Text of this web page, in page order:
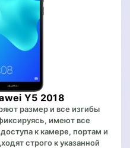
Y5 2018
размер и все изгибы
имеют все
к камере, портам и
строго к указанной